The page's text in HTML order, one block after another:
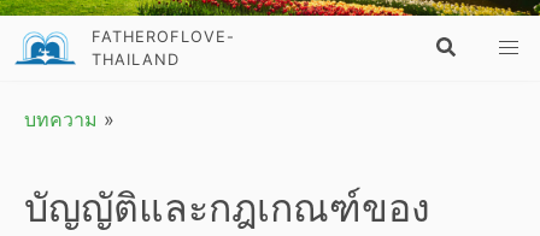
FATHEROFLOVE-
THAILAND
บทความ »
บัญญัติและกฎเกณฑ์ของ